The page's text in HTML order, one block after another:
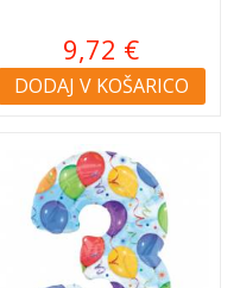
9,72 €
DODAJ V KOŠARICO